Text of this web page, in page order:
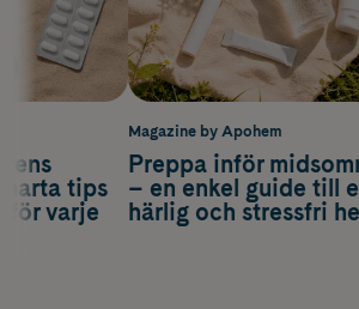
tips
för varje
Magazine by Apohem
Preppa inför
– en enkel guide till
härlig och stressfri